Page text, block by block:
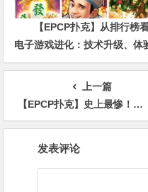
【EPCP扑克】从排行榜
电子游戏进化：技术升级、体
创新与未来趋势
上一篇
【EPCP扑克】史上最惨！100W保底比赛，大壮竟抽中0元神秘赏金…？
发表评论